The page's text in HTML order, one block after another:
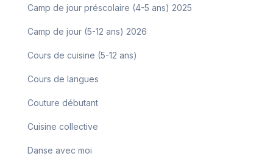
Camp de jour préscolaire (4-5 ans) 2025
Camp de jour (5-12 ans) 2026
Cours de cuisine (5-12 ans)
Cours de langues
Couture débutant
Cuisine collective
Danse avec moi